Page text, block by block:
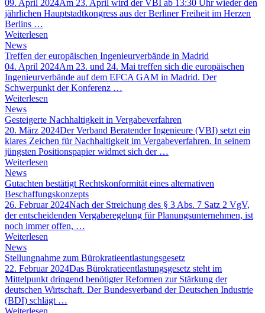
09. April 2024Am 23. April wird der VBI ab 13:30 Uhr wieder den
jährlichen Hauptstadtkongress aus der Berliner Freiheit im Herzen
Berlins …
Weiterlesen
News
Treffen der europäischen Ingenieurverbände in Madrid
04. April 2024Am 23. und 24. Mai treffen sich die europäischen
Ingenieurverbände auf dem EFCA GAM in Madrid. Der
Schwerpunkt der Konferenz …
Weiterlesen
News
Gesteigerte Nachhaltigkeit in Vergabeverfahren
20. März 2024Der Verband Beratender Ingenieure (VBI) setzt ein
klares Zeichen für Nachhaltigkeit im Vergabeverfahren. In seinem
jüngsten Positionspapier widmet sich der …
Weiterlesen
News
Gutachten bestätigt Rechtskonformität eines alternativen
Beschaffungskonzepts
26. Februar 2024Nach der Streichung des § 3 Abs. 7 Satz 2 VgV,
der entscheidenden Vergaberegelung für Planungsunternehmen, ist
noch immer offen, …
Weiterlesen
News
Stellungnahme zum Bürokratieentlastungsgesetz
22. Februar 2024Das Bürokratieentlastungsgesetz steht im
Mittelpunkt dringend benötigter Reformen zur Stärkung der
deutschen Wirtschaft. Der Bundesverband der Deutschen Industrie
(BDI) schlägt …
Weiterlesen